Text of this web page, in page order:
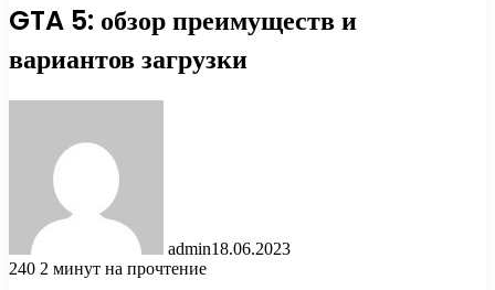
GTA 5: обзор преимуществ и
вариантов загрузки
admin18.06.2023
240 2 минут на прочтение